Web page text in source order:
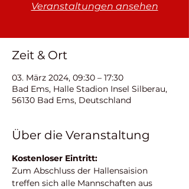
Veranstaltungen ansehen
Zeit & Ort
03. März 2024, 09:30 – 17:30
Bad Ems, Halle Stadion Insel Silberau,
56130 Bad Ems, Deutschland
Über die Veranstaltung
Kostenloser Eintritt:
Zum Abschluss der Hallensaision
treffen sich alle Mannschaften aus